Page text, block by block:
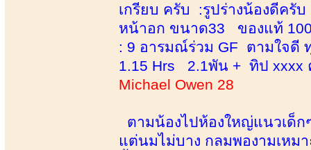
เกรียบ ครับ :รูปร่างน้องดีค
หน้าอก ขนาด33 ของแท้
: 9 อารมณ์ร่วม GF ตามใจดี
1.15 Hrs 2.1พัน + ทิป xxxx
Michael Owen 28
ตามน้องไปห้องใหญ่แนวเด็ก
แต่นมไม่บาง กลมพองามเหม